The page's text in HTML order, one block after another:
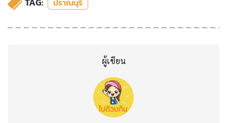
ปราณบุรี
ผู้เขียน